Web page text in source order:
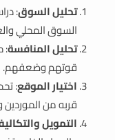
تحليل السوق:
السوق المحلي
تحليل المنافسة:
قوتهم وضعفهم.
اختيار الموقع:
قربه من
التمويل